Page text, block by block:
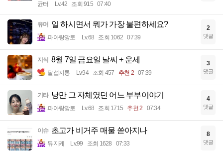
균터 Lv.42 조회 915 07:40
유머 일 하시면서 뭐가 가장 불편하세요?
파아랑망토 Lv.68 조회 1062 07:39
2
댓글
지식 8월 7일 금요일 날씨 + 운세
달섭지롱 Lv.94 조회 457 추천 2 07:39
3
댓글
기타 낭만 그 자체였던 어느 부부이야기
파아랑망토 Lv.68 조회 1715 추천 2 07:34
4
댓글
이슈 초고가 비거주 매물 쏟아지나
뮤지케 Lv.99 조회 1628 07:33
8
댓글